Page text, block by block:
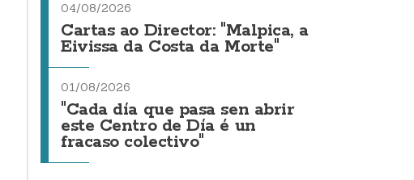
04/08/2026
Cartas ao Director: "Malpica, a
Eivissa da Costa da Morte"
01/08/2026
"Cada día que pasa sen abrir
este Centro de Día é un
fracaso colectivo"